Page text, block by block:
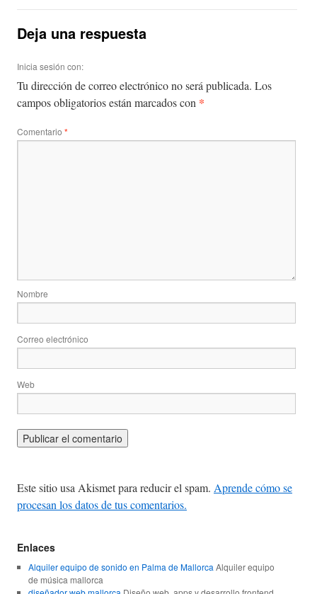
Deja una respuesta
Inicia sesión con:
Tu dirección de correo electrónico no será publicada. Los
campos obligatorios están marcados con *
Comentario *
Nombre
Correo electrónico
Web
Este sitio usa Akismet para reducir el spam. Aprende cómo se
procesan los datos de tus comentarios.
Enlaces
Alquiler equipo de sonido en Palma de Mallorca Alquiler equipo
de música mallorca